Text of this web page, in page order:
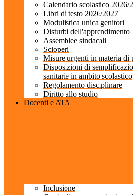
Calendario scolastico 2026/
Libri di testo 2026/2027
Modulistica unica genitori
Disturbi dell'apprendimento
Assemblee sindacali
Scioperi
Misure urgenti in materia di
Disposizioni di
sanitarie in ambito scolastico
Regolamento disciplinare
Diritto allo studio
Docenti e ATA
Inclusione